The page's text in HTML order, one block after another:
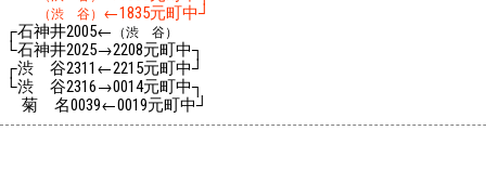
（渋 谷） ←1835元町中┘
┌石神井2005← （渋 谷）
└石神井2025→2208元町中┐
┌渋 谷2311 ←2215元町中┘
└渋 谷2316→0014元町中┐
菊 名0039←0019元町中┘